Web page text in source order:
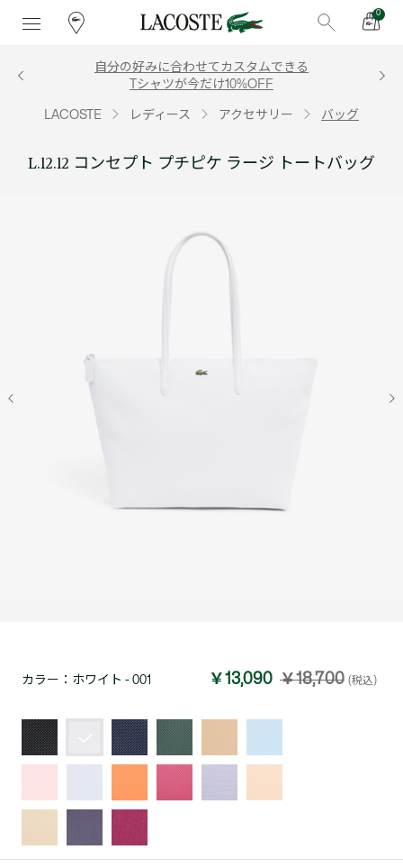
0
自分の好みに合わせてカスタムできる
Tシャツが今だけ10%OFF
LACOSTE レディース アクセサリー バッグ
L.12.12 コンセプト プチピケ ラージ トートバッグ
カラー： ホワイト - 001 ￥13,090 ￥18,700 (税込)